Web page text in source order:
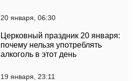
20 января, 06:30
Церковный праздник 20 января:
почему нельзя употреблять
алкоголь в этот день
19 января, 23:11